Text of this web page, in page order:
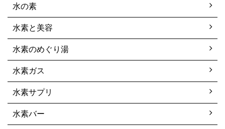
水の素
水素と美容
水素のめぐり湯
水素ガス
水素サプリ
水素バー